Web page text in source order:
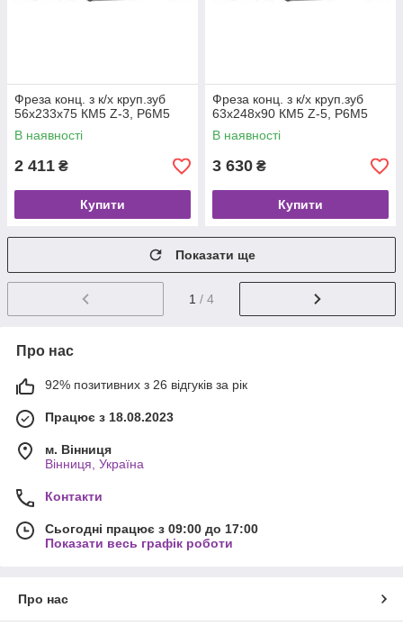
Фреза конц. з к/х круп.зуб
56х233х75 КМ5 Z-3, Р6М5
В наявності
2 411 ₴
Купити
Фреза конц. з к/х круп.зуб
63х248х90 КМ5 Z-5, Р6М5
В наявності
3 630 ₴
Купити
Показати ще
1 / 4
Про нас
92% позитивних з 26 відгуків за рік
Працює з 18.08.2023
м. Вінниця
Вінниця, Україна
Контакти
Сьогодні працює з 09:00 до 17:00
Показати весь графік роботи
Про нас